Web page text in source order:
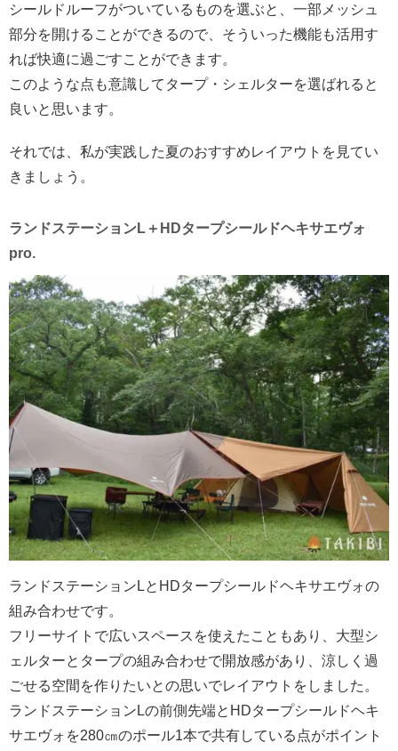
シールドルーフがついているものを選ぶと、一部メッシュ
部分を開けることができるので、そういった機能も活用す
れば快適に過ごすことができます。
このような点も意識してタープ・シェルターを選ばれると
良いと思います。
それでは、私が実践した夏のおすすめレイアウトを見てい
きましょう。
ランドステーションL＋HDタープシールドヘキサエヴォ
pro.
ランドステーションLとHDタープシールドヘキサエヴォの
組み合わせです。
フリーサイトで広いスペースを使えたこともあり、大型シ
ェルターとタープの組み合わせで開放感があり、涼しく過
ごせる空間を作りたいとの思いでレイアウトをしました。
ランドステーションLの前側先端とHDタープシールドヘキ
サエヴォを280㎝のポール1本で共有している点がポイント